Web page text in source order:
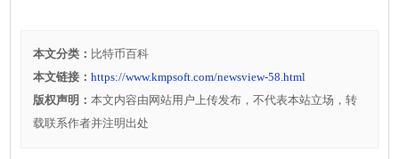
本文分类： 比特币百科
本文链接：https://www.kmpsoft.com/newsview-58.html
版权声明：本文内容由网站用户上传发布，不代表本站立场，转
载联系作者并注明出处